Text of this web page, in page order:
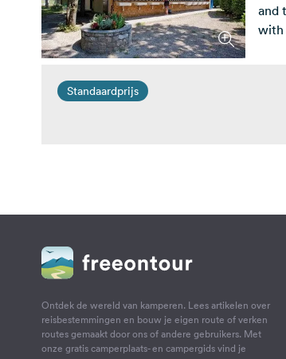
and
with
Standaardprijs
Ontdek de wereld van kamperen. Lees artikelen over
reisbestemmingen en bouw je eigen route of verken
routes gemaakt door ons of andere gebruikers. Met
onze gratis camperplaats- en campergids vind je